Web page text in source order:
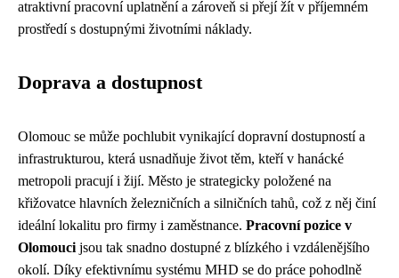
atraktivní pracovní uplatnění a zároveň si přejí žít v příjemném
prostředí s dostupnými životními náklady.
Doprava a dostupnost
Olomouc se může pochlubit vynikající dopravní dostupností a
infrastrukturou, která usnadňuje život těm, kteří v hanácké
metropoli pracují i žijí. Město je strategicky položené na
křižovatce hlavních železničních a silničních tahů, což z něj činí
ideální lokalitu pro firmy i zaměstnance. Pracovní pozice v
Olomouci jsou tak snadno dostupné z blízkého i vzdálenějšího
okolí. Díky efektivnímu systému MHD se do práce pohodlně